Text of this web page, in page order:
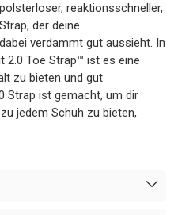
reaktionsschneller,
der deine
verdammt gut aussieht. In
2.0 Toe Strap™ ist es eine
zu bieten und gut
Strap ist gemacht, um dir
jedem Schuh zu bieten,